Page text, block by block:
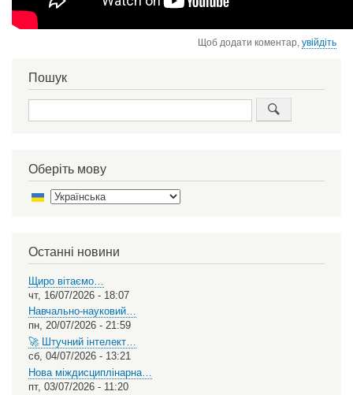
Щоб додати коментар,увійдіть
Пошук
Пошук
Оберіть мову
Останні новини
Щиро вітаємо…
чт, 16/07/2026 - 18:07
Навчально-науковий…
пн, 20/07/2026 - 21:59
🚀 Штучний інтелект…
сб, 04/07/2026 - 13:21
Нова міждисциплінарна…
пт, 03/07/2026 - 11:20